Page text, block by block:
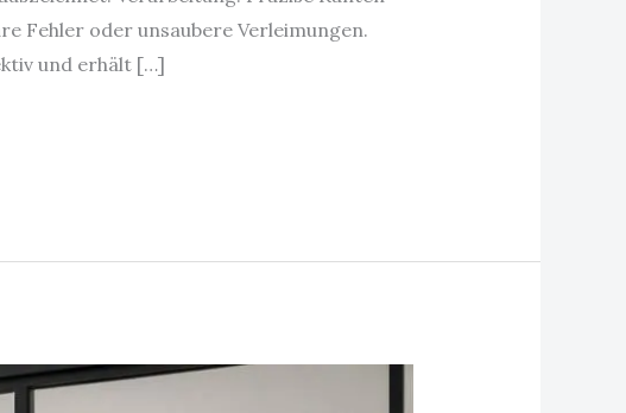
Fehler oder unsaubere Verleimungen.
und erhält […]